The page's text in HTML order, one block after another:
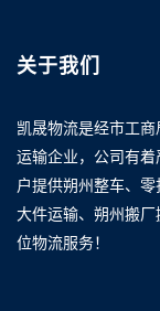
关于我们
凯晟物流是经市工
运输企业，公司有
户提供朔州整车、
大件运输、朔州搬
位物流服务！